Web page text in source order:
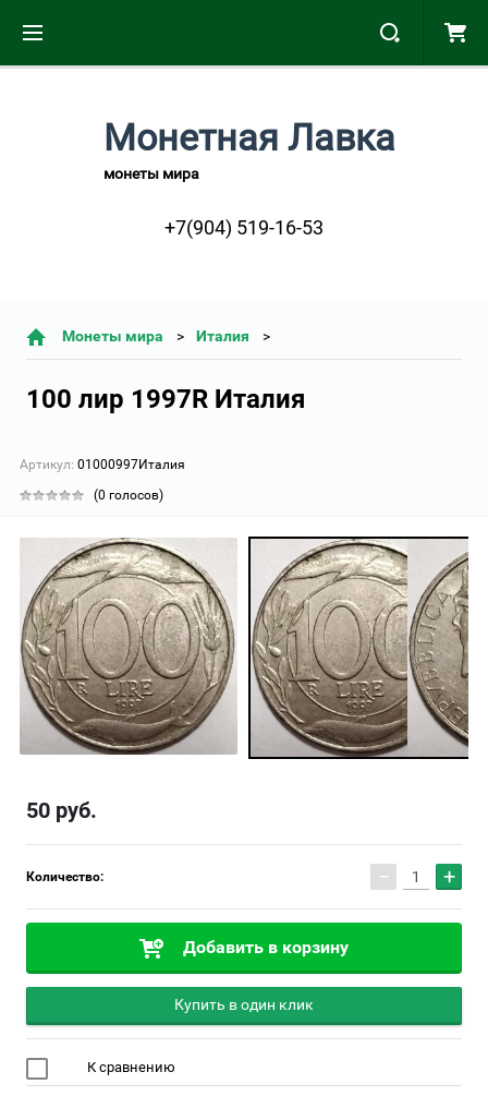
Монетная Лавка
монеты мира
+7(904) 519-16-53
Монеты мира Италия
100 лир 1997R Италия
Артикул: 01000997Италия
(0 голосов)
50 руб.
Количество: − +
Добавить в корзину
Купить в один клик
К сравнению